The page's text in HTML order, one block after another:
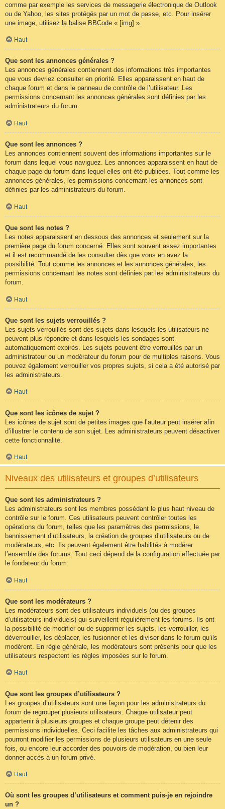
comme par exemple les services de messagerie électronique de Outlook
ou de Yahoo, les sites protégés par un mot de passe, etc. Pour insérer
une image, utilisez la balise BBCode « [img] ».
Haut
Que sont les annonces générales ?
Les annonces générales contiennent des informations très importantes
que vous devriez consulter en priorité. Elles apparaissent en haut de
chaque forum et dans le panneau de contrôle de l’utilisateur. Les
permissions concernant les annonces générales sont définies par les
administrateurs du forum.
Haut
Que sont les annonces ?
Les annonces contiennent souvent des informations importantes sur le
forum dans lequel vous naviguez. Les annonces apparaissent en haut de
chaque page du forum dans lequel elles ont été publiées. Tout comme les
annonces générales, les permissions concernant les annonces sont
définies par les administrateurs du forum.
Haut
Que sont les notes ?
Les notes apparaissent en dessous des annonces et seulement sur la
première page du forum concerné. Elles sont souvent assez importantes
et il est recommandé de les consulter dès que vous en avez la
possibilité. Tout comme les annonces et les annonces générales, les
permissions concernant les notes sont définies par les administrateurs du
forum.
Haut
Que sont les sujets verrouillés ?
Les sujets verrouillés sont des sujets dans lesquels les utilisateurs ne
peuvent plus répondre et dans lesquels les sondages sont
automatiquement expirés. Les sujets peuvent être verrouillés par un
administrateur ou un modérateur du forum pour de multiples raisons. Vous
pouvez également verrouiller vos propres sujets, si cela a été autorisé par
les administrateurs.
Haut
Que sont les icônes de sujet ?
Les icônes de sujet sont de petites images que l’auteur peut insérer afin
d’illustrer le contenu de son sujet. Les administrateurs peuvent désactiver
cette fonctionnalité.
Haut
Niveaux des utilisateurs et groupes d’utilisateurs
Que sont les administrateurs ?
Les administrateurs sont les membres possédant le plus haut niveau de
contrôle sur le forum. Ces utilisateurs peuvent contrôler toutes les
opérations du forum, telles que les paramètres des permissions, le
bannissement d’utilisateurs, la création de groupes d’utilisateurs ou de
modérateurs, etc. Ils peuvent également être habilités à modérer
l’ensemble des forums. Tout ceci dépend de la configuration effectuée par
le fondateur du forum.
Haut
Que sont les modérateurs ?
Les modérateurs sont des utilisateurs individuels (ou des groupes
d’utilisateurs individuels) qui surveillent régulièrement les forums. Ils ont
la possibilité de modifier ou de supprimer les sujets, les verrouiller, les
déverrouiller, les déplacer, les fusionner et les diviser dans le forum qu’ils
modèrent. En règle générale, les modérateurs sont présents pour que les
utilisateurs respectent les règles imposées sur le forum.
Haut
Que sont les groupes d’utilisateurs ?
Les groupes d’utilisateurs sont une façon pour les administrateurs du
forum de regrouper plusieurs utilisateurs. Chaque utilisateur peut
appartenir à plusieurs groupes et chaque groupe peut détenir des
permissions individuelles. Ceci facilite les tâches aux administrateurs qui
pourront modifier les permissions de plusieurs utilisateurs en une seule
fois, ou encore leur accorder des pouvoirs de modération, ou bien leur
donner accès à un forum privé.
Haut
Où sont les groupes d’utilisateurs et comment puis-je en rejoindre
un ?